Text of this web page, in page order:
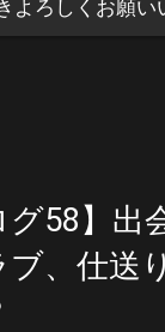
よろしくお願い
グ58】出
、仕送